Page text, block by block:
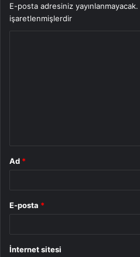
E-posta adresiniz yayınlanmayacak.
işaretlenmişlerdir
Ad *
E-posta *
İnternet sitesi